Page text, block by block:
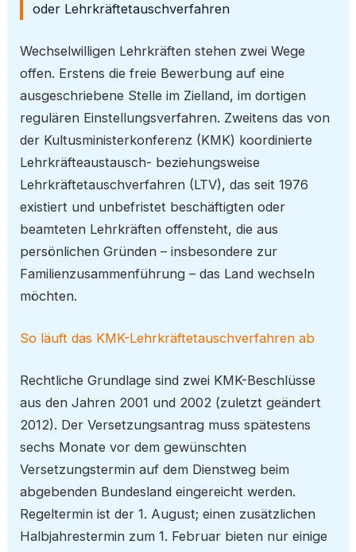
oder Lehrkräftetauschverfahren
Wechselwilligen Lehrkräften stehen zwei Wege
offen. Erstens die freie Bewerbung auf eine
ausgeschriebene Stelle im Zielland, im dortigen
regulären Einstellungsverfahren. Zweitens das von
der Kultusministerkonferenz (KMK) koordinierte
Lehrkräfteaustausch- beziehungsweise
Lehrkräftetauschverfahren (LTV), das seit 1976
existiert und unbefristet beschäftigten oder
beamteten Lehrkräften offensteht, die aus
persönlichen Gründen – insbesondere zur
Familienzusammenführung – das Land wechseln
möchten.
So läuft das KMK-Lehrkräftetauschverfahren ab
Rechtliche Grundlage sind zwei KMK-Beschlüsse
aus den Jahren 2001 und 2002 (zuletzt geändert
2012). Der Versetzungsantrag muss spätestens
sechs Monate vor dem gewünschten
Versetzungstermin auf dem Dienstweg beim
abgebenden Bundesland eingereicht werden.
Regeltermin ist der 1. August; einen zusätzlichen
Halbjahrestermin zum 1. Februar bieten nur einige